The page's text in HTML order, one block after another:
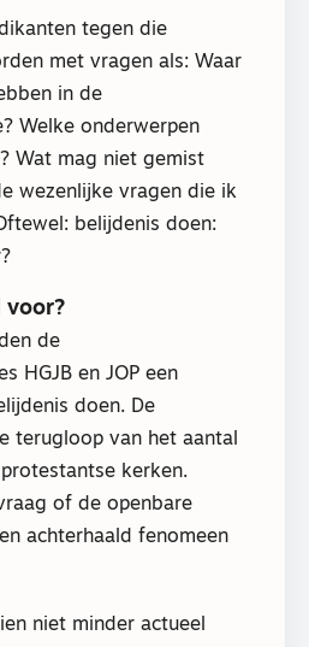
tegen die
met vragen als: Waar
in de
Welke onderwerpen
Wat mag niet gemist
wezenlijke vragen die ik
belijdenis doen:
voor?
de
HGJB en JOP een
doen. De
terugloop van het aantal
kerken.
of de openbare
achterhaald fenomeen
niet minder actueel